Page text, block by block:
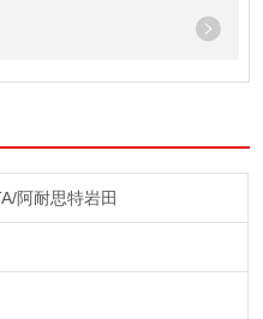
阿耐思特岩田